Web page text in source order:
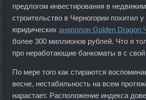
предлогом инвестирования в
строительство в Черногории похитил
юридических анаполон Golden Dragon
более 300 миллионов рублей. Что я
про неработающие банкоматы в с
По мере того как стираются
весне, нестабильность на всем
нарастает. Расположение индекса